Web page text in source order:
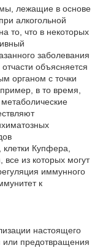
лежащие в основе
алкогольной
то, что в некоторых
заболевания
объясняется
органом с точки
в то время,
клетки Купфера,
все из которых могут
иммунного
к
настоящего
или предотвращения